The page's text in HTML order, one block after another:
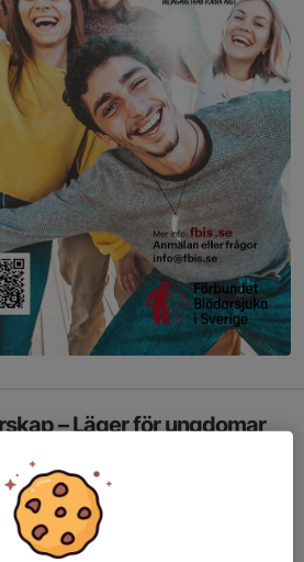
– Läger för ungdomar
i åldern 14–19 år till
ger dig möjlighet att växa – både